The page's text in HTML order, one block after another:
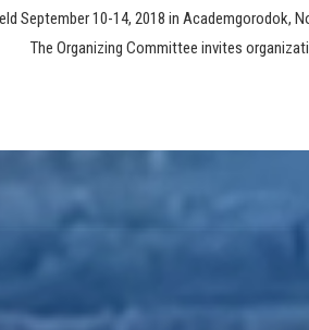
September 10-14, 2018 in Academgorodok,
The Organizing Committee invites